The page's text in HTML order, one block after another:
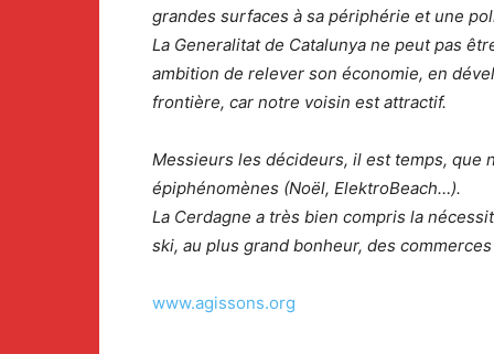
grandes surfaces à sa périphérie et une
La Generalitat de Catalunya ne peut pas
ambition de relever son économie, en
frontière, car notre voisin est attractif.
Messieurs les décideurs, il est temps, que
épiphénomènes (Noël, ElektroBeach…).
La Cerdagne a très bien compris la
ski, au plus grand bonheur, des
www.agissons.org